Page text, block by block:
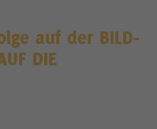
auf der BILD-
DIE